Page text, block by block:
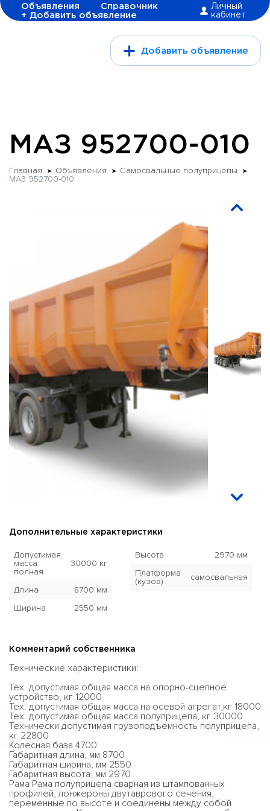
Объявления
Справочник
+ Добавить объявление
Личный
кабинет
Добавить объявление
МАЗ 952700-010
Главная Объявления
Самосвальные полуприцепы
МАЗ 952700-010
Дополнительные характеристики
Допустимая
масса
полная
30000 кг
Длина
8700 мм
Ширина
2550 мм
Высота
2970 мм
Платформа
(кузов)
самосвальная
Комментарий собственника
Технические характеристики:
Тех. допустимая общая масса на опорно-сцепное
устройство, кг 12000
Тех. допустимая общая масса на осевой агрегат,кг 18000
Тех. допустимая общая масса полуприцепа, кг 30000
Технически допустимая грузоподъемность полуприцепа,
кг 22800
Колесная база 4700
Габаритная длина, мм 8700
Габаритная ширина, мм 2550
Габаритная высота, мм 2970
Рама Рама полуприцепа сварная из штампованных
профилей, лонжероны двутаврового сечения,
переменные по высоте и соединены между собой